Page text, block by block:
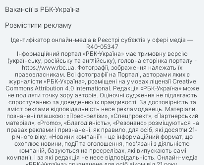
Вакансії в РБК-Україна
Розмістити рекламу
Ідентифікатор онлайн-медіа в Реєстрі суб’єктів у сфері медіа —
R40-05347
Інформаційний портал «РБК-Україна» має тримовну версію
(українську, російську та англійську), головна сторінка порталу -
https://www.rbc.ua . Фотографії, зображення належать їх
правовласникам. Всі фотографії на Порталі, авторами яких є
журналісти «РБК-Україна», розміщені на умовах ліцензії Creative
Commons Attribution 4.0 International. Редакція «РБК-Україна» може
не поділяти точку зору авторів. Оціночні судження не підлягають
спростуванню та доведенню їх правдивості. За достовірність та
зміст реклами відповідальність несе рекламодавець. Матеріали,
позначені плашкою: «Прес-релізи», «Спецпроект», «Партнерський
матеріал», «Promo», «Благодійність», «Резонанс» розміщуються на
правах реклами і призначені, як правило, для осіб, які досягли 21-
річного віку. «Новини компанії» - це інформаційний формат, що
охоплює новини, події та оголошення, пов'язані з діяльністю
компаній, базуються на пресрелізах, які випускають самі
компанії, і за які редакція не несе відповідальність. Онлайн-медіа